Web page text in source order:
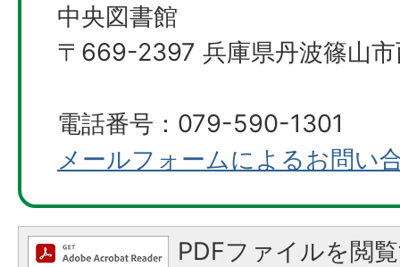
中央図書館
〒669-2397 兵庫県丹波篠山
電話番号：079-590-1301
メールフォームによるお問い
PDFファイルを閲